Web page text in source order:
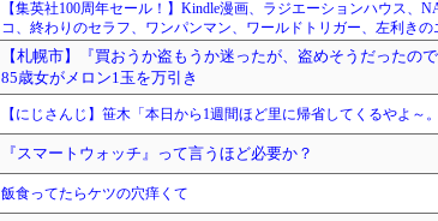
【集英社100周年セール！】Kindle漫画、ラジエーションハウス、
コ、終わりのセラフ、ワンパンマン、ワールドトリガー、左利きの
【札幌市】『買おうか盗もうか迷ったが、盗めそうだったの
85歳女がメロン1玉を万引き
【にじさんじ】笹木「本日から1週間ほど里に帰省してくるやよ～
『スマートウォッチ』って言うほど必要か？
飯食ってたらケツの穴痒くて